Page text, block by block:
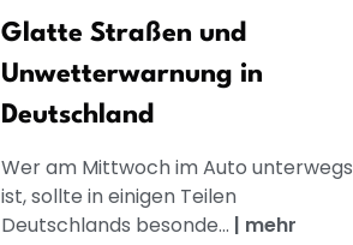
Glatte Straßen und
Unwetterwarnung in
Deutschland
Wer am Mittwoch im Auto unterwegs
ist, sollte in einigen Teilen
Deutschlands besonde... | mehr